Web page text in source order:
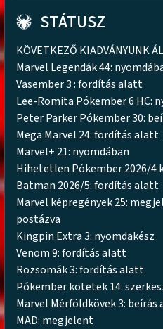
STÁTUSZ
KÖVETKEZŐ KIADVÁNYUNK
Marvel Legendák 44:
Vasember 3 : fordítás alatt
Lee-Romita Pókember 6 HC:
Peter Parker Pókember 30:
Mega Marvel 24: fordítás alatt
Marvel+ 21: nyomdában
Hihetetlen Pókember 2026/4
Batman 2026/5: fordítás alatt
Marvel képregények 25:
postázva
Kingpin Extra 3: nyomdakész
Venom 9: fordítás alatt
Rozsomák 3: fordítás alatt
Pókember kötetek 14:
Marvel Mérföldkövek 3:
MAD: megjelent